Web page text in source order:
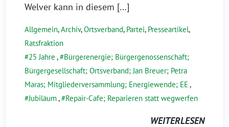
Welver kann in diesem […]
Allgemein,Archiv,Ortsverband, Partei, Presseartikel,
Ratsfraktion
25 Jahre ,
Bürgerenergie; Bürgergenossenschaft;
Bürgergesellschaft; Ortsverband; Jan Breuer; Petra
Maras; Mitgliederversammlung; Energiewende; EE ,
Jubiläum, Repair-Cafe; Reparieren statt wegwerfen
WEITERLESEN